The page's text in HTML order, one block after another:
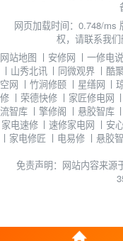
网页加载时间：0.748/ms
权，请联系我
网站地图 丨 安修网 丨 一修电说
丨 山秀北讯 丨 同微观界 丨 酷
空网 丨 竹涧修颐 丨 星缮网 丨
修 丨 荣德快修 丨 家匠修电网 丨
流智库 丨 擎修阁 丨 悬胶智库
家电速修 丨 速修家电网 丨 安
丨 家电修匠 丨 电易修 丨 悬胶
免责声明：网站内容来源